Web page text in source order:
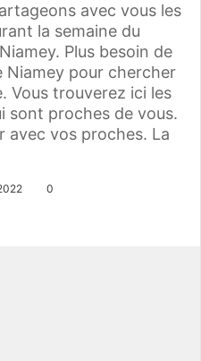
avec vous les
la semaine du
Plus besoin de
Niamey pour chercher
Vous trouverez ici les
sont proches de vous.
avec vos proches. La
0